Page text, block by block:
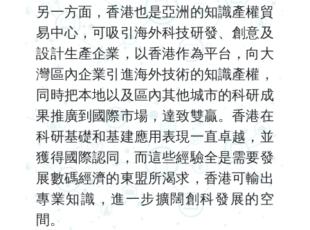
另一方面，香港也是亞洲的知識產權貿
易中心，可吸引海外科技研發、創意及
設計生產企業，以香港作為平台，向大
灣區內企業引進海外技術的知識產權，
同時把本地以及區內其他城市的科研成
果推廣到國際市場，達致雙贏。香港在
科研基礎和基建應用表現一直卓越，並
獲得國際認同，而這些經驗全是需要發
展數碼經濟的東盟所渴求，香港可輸出
專業知識，進一步擴闊創科發展的空
間。